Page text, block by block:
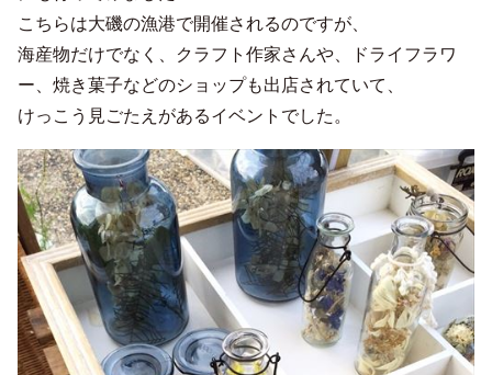
こちらは大磯の漁港で開催されるのですが、
海産物だけでなく、クラフト作家さんや、ドライフラワ
ー、焼き菓子などのショップも出店されていて、
けっこう見ごたえがあるイベントでした。